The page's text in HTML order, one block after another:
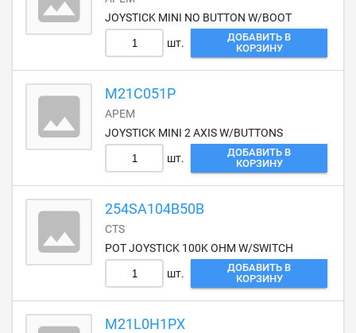
JOYSTICK MINI NO BUTTON W/BOOT
шт.
ДОБАВИТЬ В
КОРЗИНУ
M21C051P
APEM
JOYSTICK MINI 2 AXIS W/BUTTONS
шт.
ДОБАВИТЬ В
КОРЗИНУ
254SA104B50B
CTS
POT JOYSTICK 100K OHM W/SWITCH
шт.
ДОБАВИТЬ В
КОРЗИНУ
M21L0H1PX